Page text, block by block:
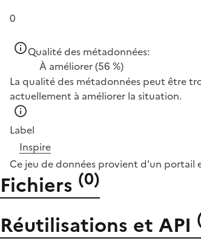
0
Qualité des métadonnées:
À améliorer(56 %)
La qualité des métadonnées peut être
actuellement à améliorer la situation.
Label
Inspire
Ce jeu de données provient d'un portail
Fichiers (0)
Réutilisations et API